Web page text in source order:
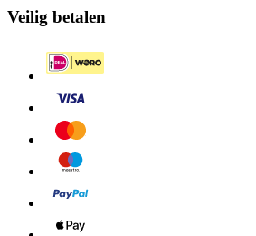
Veilig betalen